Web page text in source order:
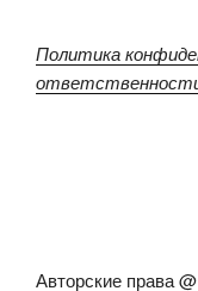
Политика
Авторские права